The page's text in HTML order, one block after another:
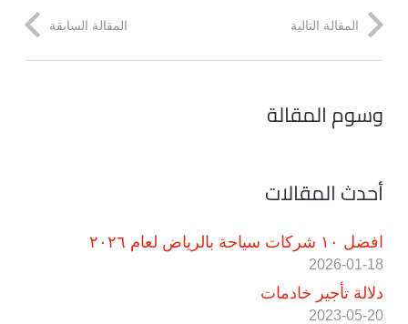
المقالة السابقة المقالة التالية
وسوم المقالة
أحدث المقالات
افضل ١٠ شركات سياحة بالرياض لعام ٢٠٢٦
2026-01-18
دلالة تأجير خادمات
2023-05-20